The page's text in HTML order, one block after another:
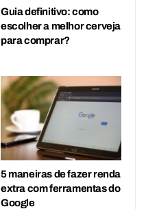
Guia definitivo: como
escolher a melhor cerveja
para comprar?
5 maneiras de fazer renda
extra com ferramentas do
Google